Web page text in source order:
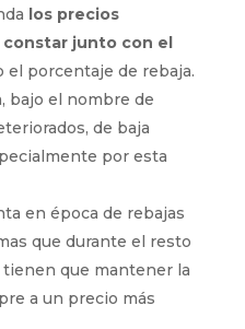
los precios
junto con el
el porcentaje de rebaja.
bajo el nombre de
de baja
por esta
en época de rebajas
que durante el resto
que mantener la
a un precio más